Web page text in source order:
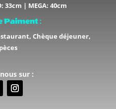
33cm | MEGA: 40cm
Paiment :
Chèque déjeuner,
sur :